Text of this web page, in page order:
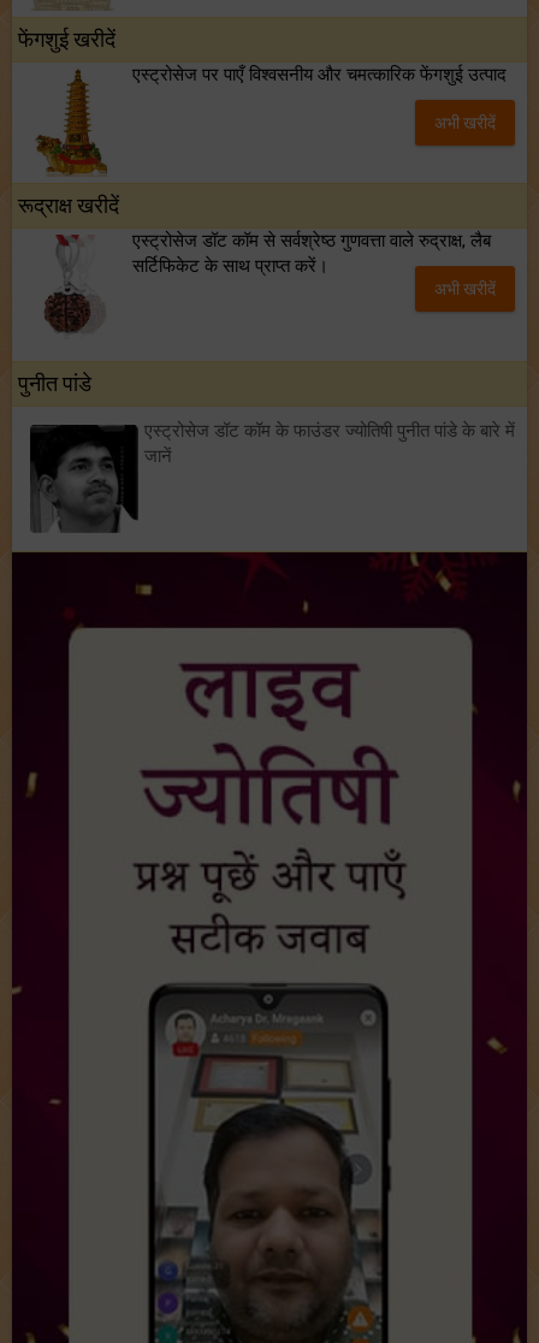
फेंगशुई खरीदें
एस्ट्रोसेज पर पाएँ विश्वसनीय और चमत्कारिक फेंगशुई उत्पाद
अभी खरीदें
रूद्राक्ष खरीदें
एस्ट्रोसेज डॉट कॉम से सर्वश्रेष्ठ गुणवत्ता वाले रुद्राक्ष, लैब
सर्टिफिकेट के साथ प्राप्त करें।
अभी खरीदें
पुनीत पांडे
एस्ट्रोसेज डॉट कॉम के फाउंडर ज्योतिषी पुनीत पांडे के बारे में
जानें